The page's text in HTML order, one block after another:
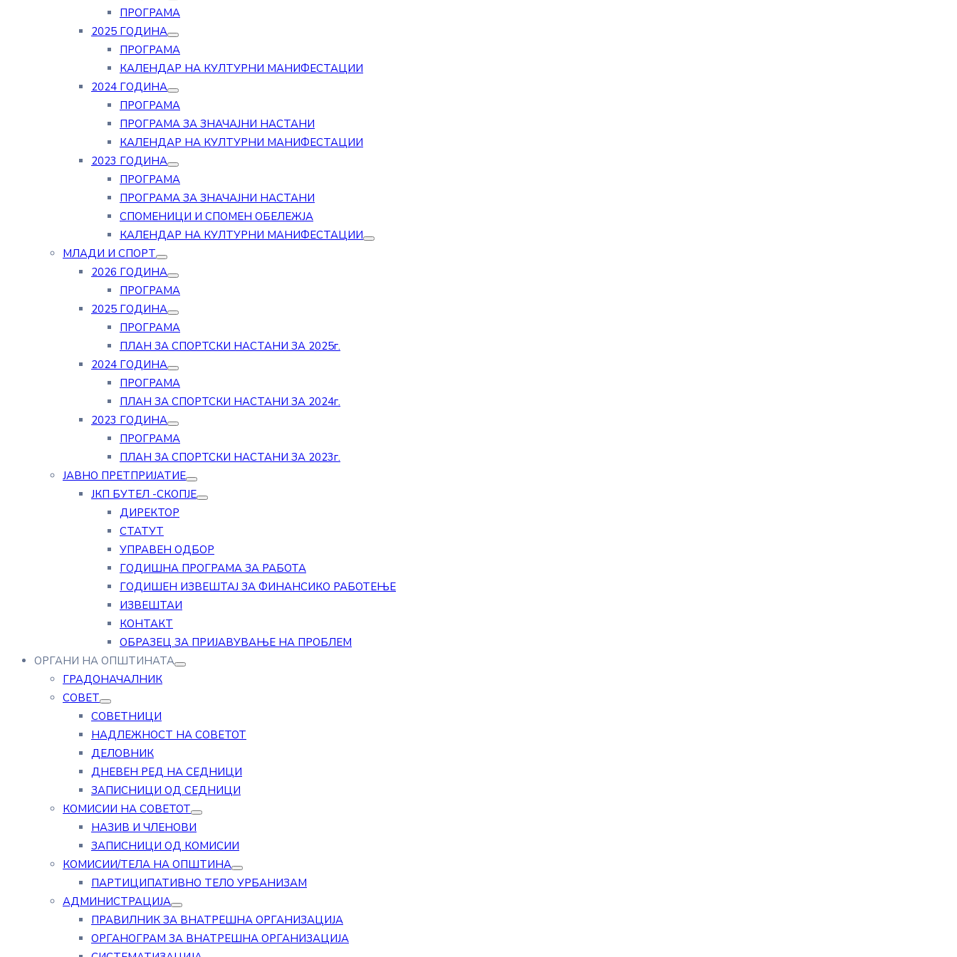
ПРОГРАМА
2025 ГОДИНА
ПРОГРАМА
КАЛЕНДАР НА КУЛТУРНИ МАНИФЕСТАЦИИ
2024 ГОДИНА
ПРОГРАМА
ПРОГРАМА ЗА ЗНАЧАЈНИ НАСТАНИ
КАЛЕНДАР НА КУЛТУРНИ МАНИФЕСТАЦИИ
2023 ГОДИНА
ПРОГРАМА
ПРОГРАМА ЗА ЗНАЧАЈНИ НАСТАНИ
СПОМЕНИЦИ И СПОМЕН ОБЕЛЕЖЈА
КАЛЕНДАР НА КУЛТУРНИ МАНИФЕСТАЦИИ
МЛАДИ И СПОРТ
2026 ГОДИНА
ПРОГРАМА
2025 ГОДИНА
ПРОГРАМА
ПЛАН ЗА СПОРТСКИ НАСТАНИ ЗА 2025г.
2024 ГОДИНА
ПРОГРАМА
ПЛАН ЗА СПОРТСКИ НАСТАНИ ЗА 2024г.
2023 ГОДИНА
ПРОГРАМА
ПЛАН ЗА СПОРТСКИ НАСТАНИ ЗА 2023г.
ЈАВНО ПРЕТПРИЈАТИЕ
ЈКП БУТЕЛ -СКОПЈЕ
ДИРЕКТОР
СТАТУТ
УПРАВЕН ОДБОР
ГОДИШНА ПРОГРАМА ЗА РАБОТА
ГОДИШЕН ИЗВЕШТАЈ ЗА ФИНАНСИКО РАБОТЕЊЕ
ИЗВЕШТАИ
КОНТАКТ
ОБРАЗЕЦ ЗА ПРИЈАВУВАЊЕ НА ПРОБЛЕМ
ОРГАНИ НА ОПШТИНАТА
ГРАДОНАЧАЛНИК
СОВЕТ
СОВЕТНИЦИ
НАДЛЕЖНОСТ НА СОВЕТОТ
ДЕЛОВНИК
ДНЕВЕН РЕД НА СЕДНИЦИ
ЗАПИСНИЦИ ОД СЕДНИЦИ
КОМИСИИ НА СОВЕТОТ
НАЗИВ И ЧЛЕНОВИ
ЗАПИСНИЦИ ОД КОМИСИИ
КОМИСИИ/ТЕЛА НА ОПШТИНА
ПАРТИЦИПАТИВНО ТЕЛО УРБАНИЗАМ
АДМИНИСТРАЦИЈА
ПРАВИЛНИК ЗА ВНАТРЕШНА ОРГАНИЗАЦИЈА
ОРГАНОГРАМ ЗА ВНАТРЕШНА ОРГАНИЗАЦИЈА